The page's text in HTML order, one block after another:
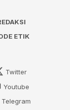
ETIK
Twitter
Youtube
Telegram